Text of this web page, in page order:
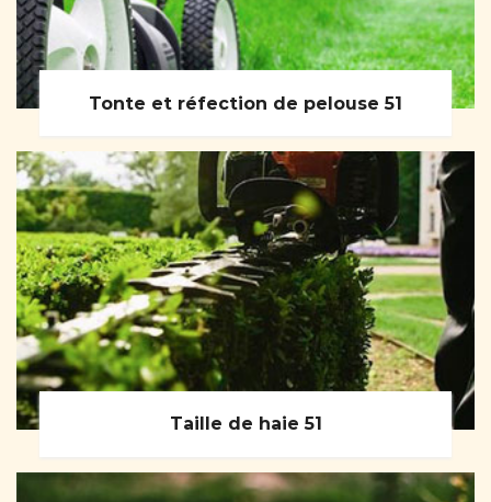
Tonte et réfection de pelouse 51
Taille de haie 51